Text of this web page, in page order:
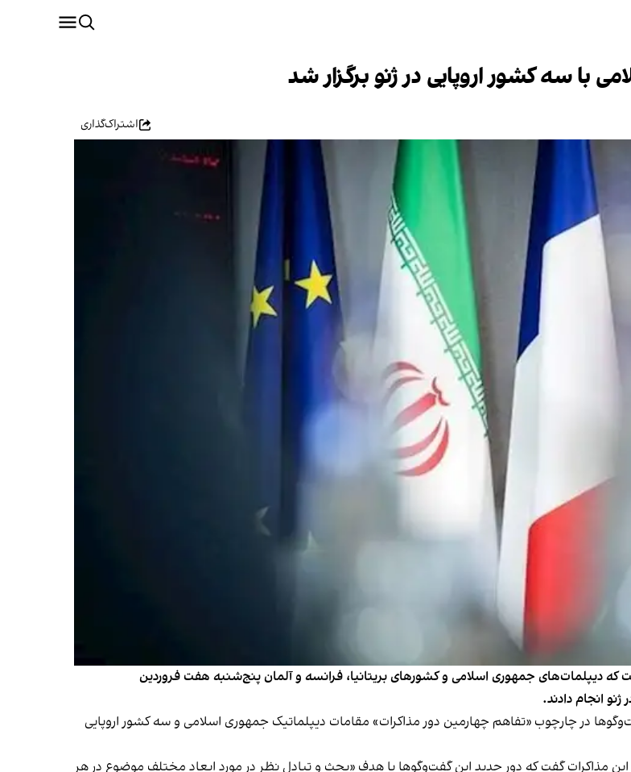
با سه کشور اروپایی در ژنو برگزار شد
اشتراک‌گذاری
که دیپلمات‌های جمهوری اسلامی و کشورهای بریتانیا، فرانسه و آلمان پنج‌شنبه هفت فروردین
انجام دادند.
در چارچوب «تفاهم چهارمین دور مذاکرات» مقامات دیپلماتیک جمهوری اسلامی و سه کشور اروپایی
مذاکرات گفت که دور جدید این گفت‌وگوها با هدف «بحث و تبادل نظر در مورد ابعاد مختلف موضوع در هر